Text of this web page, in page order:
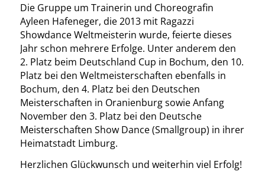
Die Gruppe um Trainerin und Choreografin
Ayleen Hafeneger, die 2013 mit Ragazzi
Showdance Weltmeisterin wurde, feierte dieses
Jahr schon mehrere Erfolge. Unter anderem den
2. Platz beim Deutschland Cup in Bochum, den 10.
Platz bei den Weltmeisterschaften ebenfalls in
Bochum, den 4. Platz bei den Deutschen
Meisterschaften in Oranienburg sowie Anfang
November den 3. Platz bei den Deutsche
Meisterschaften Show Dance (Smallgroup) in ihrer
Heimatstadt Limburg.
Herzlichen Glückwunsch und weiterhin viel Erfolg!